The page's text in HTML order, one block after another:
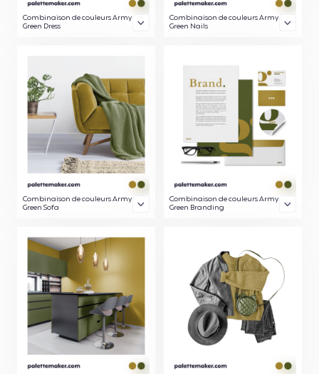
Combinaison de couleurs Army
Green Dress
Combinaison de couleurs Army
Green Nails
Combinaison de couleurs Army
Green Sofa
Combinaison de couleurs Army
Green Branding